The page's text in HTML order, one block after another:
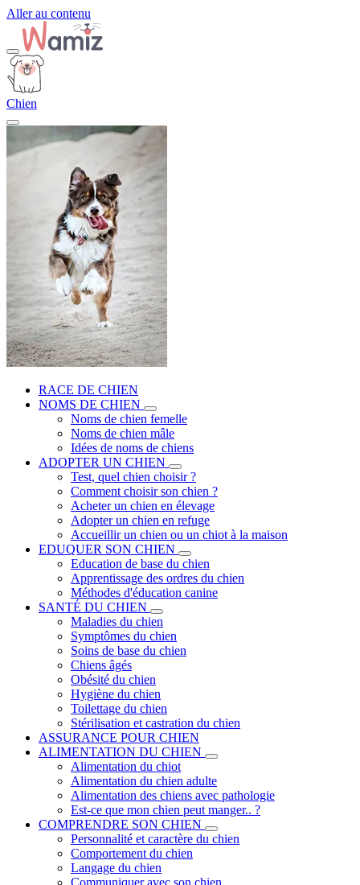
Aller au contenu
Chien
RACE DE CHIEN
NOMS DE CHIEN
Noms de chien femelle
Noms de chien mâle
Idées de noms de chiens
ADOPTER UN CHIEN
Test, quel chien choisir ?
Comment choisir son chien ?
Acheter un chien en élevage
Adopter un chien en refuge
Accueillir un chien ou un chiot à la maison
EDUQUER SON CHIEN
Education de base du chien
Apprentissage des ordres du chien
Méthodes d'éducation canine
SANTÉ DU CHIEN
Maladies du chien
Symptômes du chien
Soins de base du chien
Chiens âgés
Obésité du chien
Hygiène du chien
Toilettage du chien
Stérilisation et castration du chien
ASSURANCE POUR CHIEN
ALIMENTATION DU CHIEN
Alimentation du chiot
Alimentation du chien adulte
Alimentation des chiens avec pathologie
Est-ce que mon chien peut manger.. ?
COMPRENDRE SON CHIEN
Personnalité et caractère du chien
Comportement du chien
Langage du chien
Communiquer avec son chien